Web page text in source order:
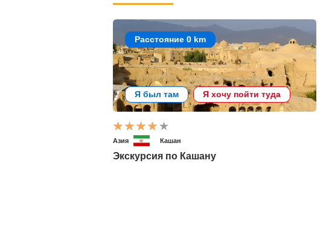
Расстояние 0 km
Я был там Я хочу пойти туда
Азия Кашан
Экскурсия по Кашану